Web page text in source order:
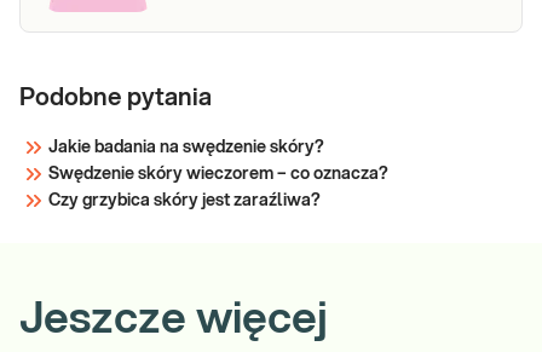
Podobne pytania
Jakie badania na swędzenie skóry?
Swędzenie skóry wieczorem – co oznacza?
Czy grzybica skóry jest zaraźliwa?
Jeszcze więcej